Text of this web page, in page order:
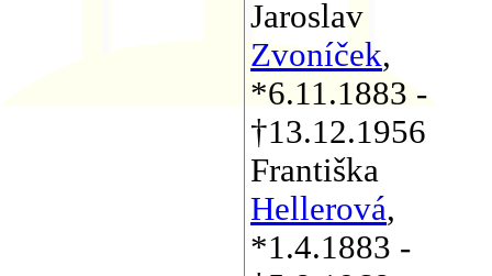
Jaroslav
Zvoníček,
*6.11.1883 -
†13.12.1956
Františka
Hellerová,
*1.4.1883 -